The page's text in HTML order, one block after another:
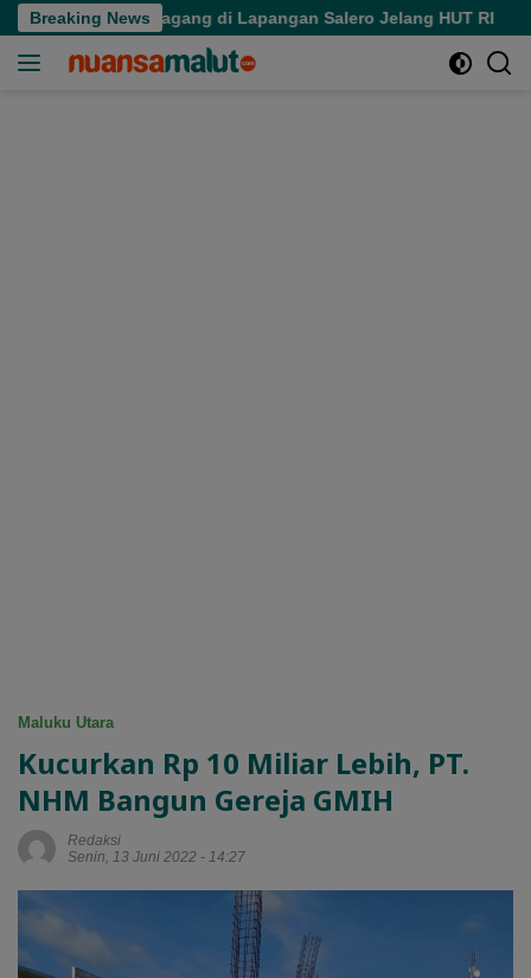
Langsung
ke
Breaking News
Pedagang di Lapangan Salero Jelang HUT RI
Maluku Utara
Kucurkan Rp 10 Miliar Lebih, PT.
NHM Bangun Gereja GMIH
Redaksi
Senin, 13 Juni 2022 - 14:27